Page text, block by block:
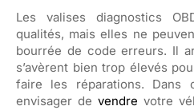
Les valises diagnostics
qualités, mais elles ne
bourrée de code erreurs. Il
s’avèrent bien trop élevés
faire les réparations. Dans
envisager de vendre votre